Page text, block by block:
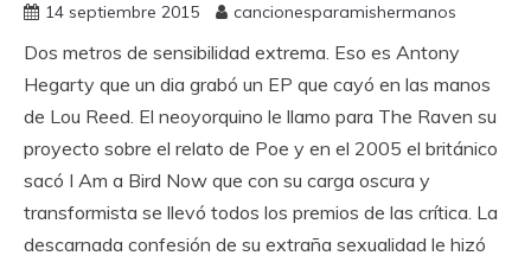
14 septiembre 2015 cancionesparamishermanos
Dos metros de sensibilidad extrema. Eso es Antony
Hegarty que un dia grabó un EP que cayó en las manos
de Lou Reed. El neoyorquino le llamo para The Raven su
proyecto sobre el relato de Poe y en el 2005 el británico
sacó I Am a Bird Now que con su carga oscura y
transformista se llevó todos los premios de las crítica. La
descarnada confesión de su extraña sexualidad le hizó